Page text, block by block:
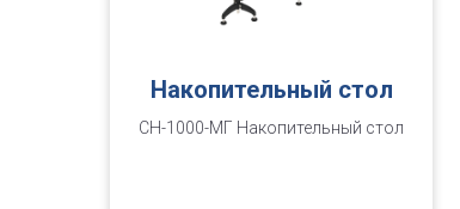
Накопительный стол
СН-1000-МГ Накопительный стол